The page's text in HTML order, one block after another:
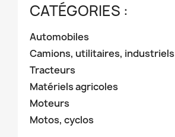
CATÉGORIES :
Automobiles
Camions, utilitaires, industriels
Tracteurs
Matériels agricoles
Moteurs
Motos, cyclos